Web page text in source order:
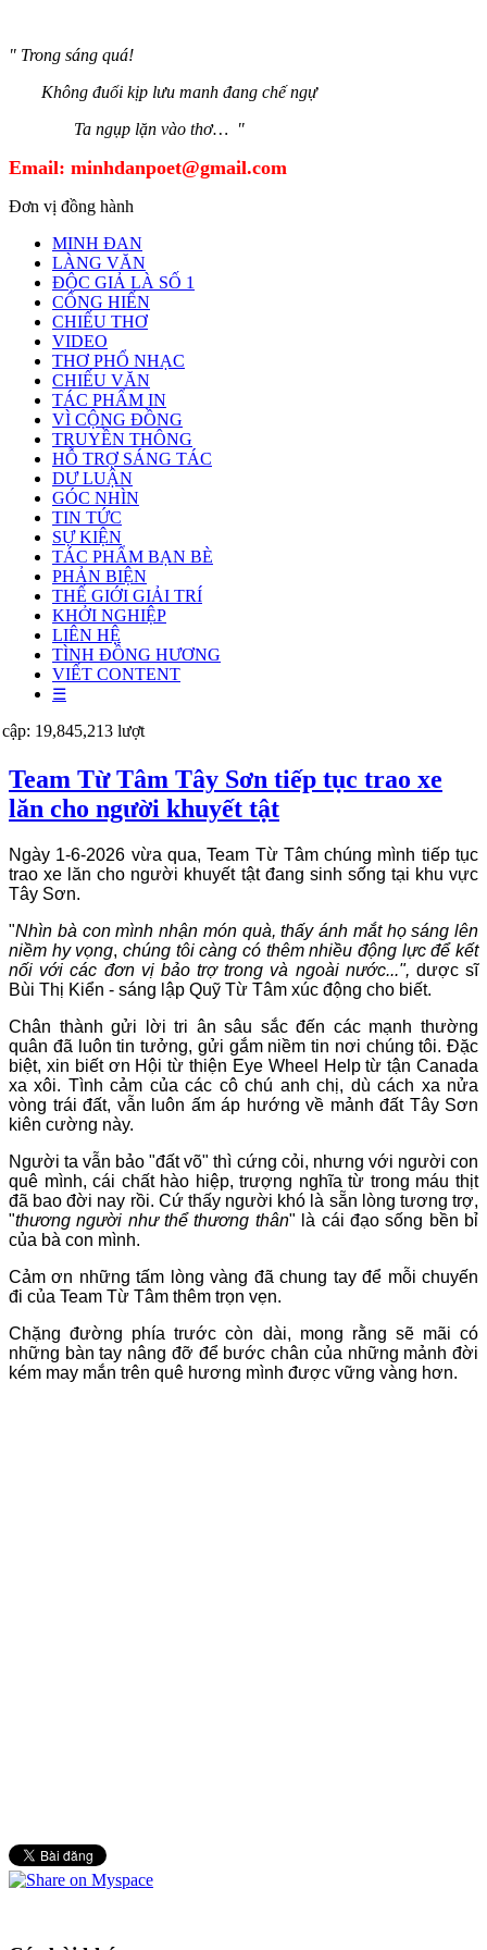
" Trong sáng quá!
Không đuổi kịp lưu manh đang chế ngự
Ta ngụp lặn vào thơ… "
Email: minhdanpoet@gmail.com
Đơn vị đồng hành
MINH ĐAN
LÀNG VĂN
ĐỘC GIẢ LÀ SỐ 1
CỐNG HIẾN
CHIẾU THƠ
VIDEO
THƠ PHỔ NHẠC
CHIẾU VĂN
TÁC PHẨM IN
VÌ CỘNG ĐỒNG
TRUYỀN THÔNG
HỖ TRỢ SÁNG TÁC
DƯ LUẬN
GÓC NHÌN
TIN TỨC
SỰ KIỆN
TÁC PHẨM BẠN BÈ
PHẢN BIỆN
THẾ GIỚI GIẢI TRÍ
KHỞI NGHIỆP
LIÊN HỆ
TÌNH ĐỒNG HƯƠNG
VIẾT CONTENT
☰
19,845,213 lượt
Team Từ Tâm Tây Sơn tiếp tục trao xe
lăn cho người khuyết tật
Ngày 1-6-2026 vừa qua, Team Từ Tâm chúng mình tiếp tục
trao xe lăn cho người khuyết tật đang sinh sống tại khu vực
Tây Sơn.
"Nhìn bà con mình nhận món quà, thấy ánh mắt họ sáng lên
niềm hy vọng,chúng tôi càng có thêm nhiều động lực để kết
nối với các đơn vị bảo trợ trong và ngoài nước...", dược sĩ
Bùi Thị Kiển - sáng lập Quỹ Từ Tâm xúc động cho biết.
Chân thành gửi lời tri ân sâu sắc đến các mạnh thường
quân đã luôn tin tưởng, gửi gắm niềm tin nơi chúng tôi. Đặc
biệt, xin biết ơn Hội từ thiện Eye Wheel Help từ tận Canada
xa xôi. Tình cảm của các cô chú anh chị, dù cách xa nửa
vòng trái đất, vẫn luôn ấm áp hướng về mảnh đất Tây Sơn
kiên cường này.
Người ta vẫn bảo "đất võ" thì cứng cỏi, nhưng với người con
quê mình, cái chất hào hiệp, trượng nghĩa từ trong máu thịt
đã bao đời nay rồi. Cứ thấy người khó là sẵn lòng tương trợ,
"thương người như thể thương thân" là cái đạo sống bền bỉ
của bà con mình.
Cảm ơn những tấm lòng vàng đã chung tay để mỗi chuyến
đi của Team Từ Tâm thêm trọn vẹn.
Chặng đường phía trước còn dài, mong rằng sẽ mãi có
những bàn tay nâng đỡ để bước chân của những mảnh đời
kém may mắn trên quê hương mình được vững vàng hơn.